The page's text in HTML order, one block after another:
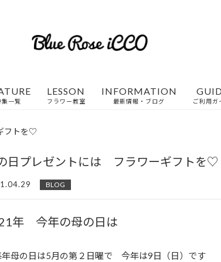
集一覧
LESSON
フラワー教室
INFORMATION
最新情報・ブログ ご利用ガ
フトを♡
日プレゼントには フラワーギフトを♡
BLOG
年 今年の母の日は
母の日は5月の第２日曜で 今年は9日（日）です